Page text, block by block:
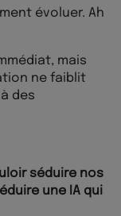
évoluer. Ah
mais
ne faiblit
des
séduire nos
une IA qui